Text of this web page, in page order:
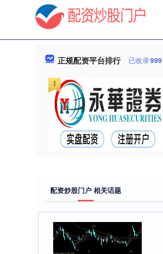
正规配资平台排行 已收录999
配资炒股门户 相关话题